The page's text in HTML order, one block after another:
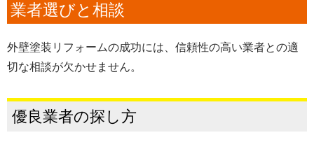
業者選びと相談
外壁塗装リフォームの成功には、信頼性の高い業者との適
切な相談が欠かせません。
優良業者の探し方